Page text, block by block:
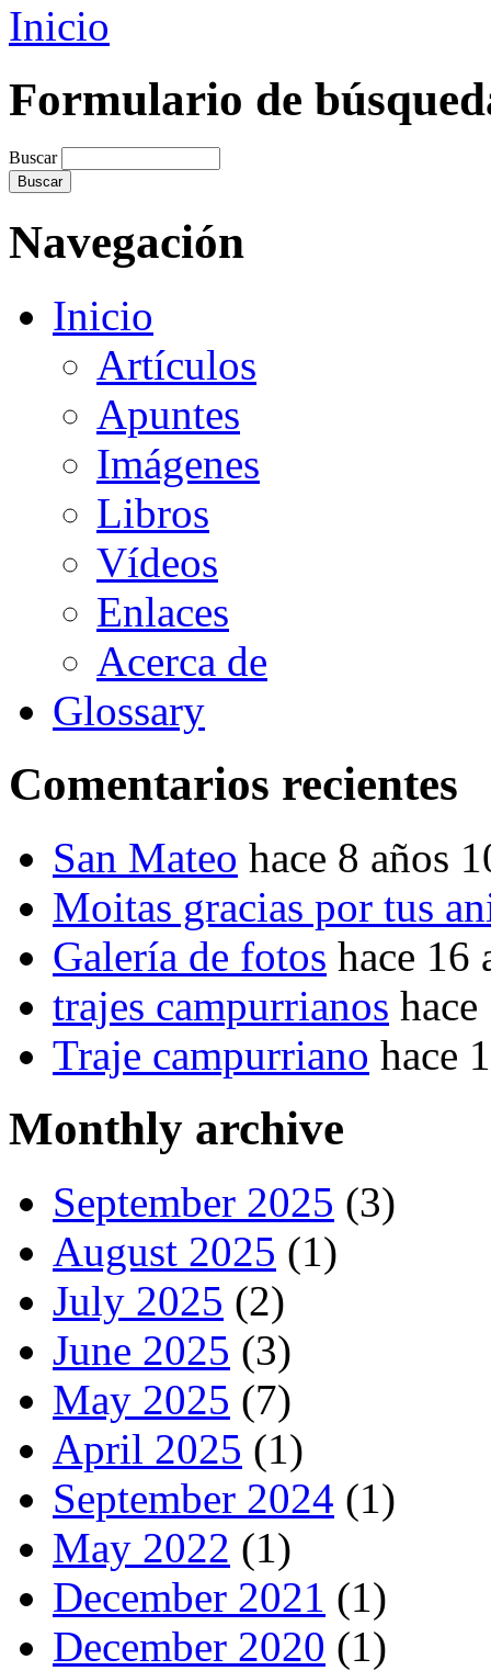
Inicio
Formulario de
Buscar
Navegación
Inicio
Artículos
Apuntes
Imágenes
Libros
Vídeos
Enlaces
Acerca de
Glossary
Comentarios recientes
San Mateo hace 8 años
Moitas gracias por tus
Galería de fotos hace 16
trajes campurrianos
Traje campurriano hace
Monthly archive
September 2025 (3)
August 2025 (1)
July 2025 (2)
June 2025 (3)
May 2025 (7)
April 2025 (1)
September 2024 (1)
May 2022 (1)
December 2021 (1)
December 2020 (1)